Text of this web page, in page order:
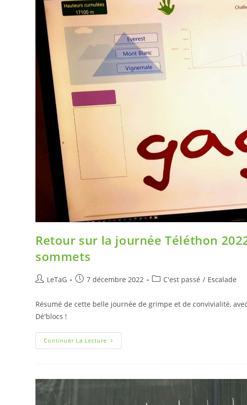
Retour sur la journée Téléthon
sommets
LeTaG 7 décembre 2022 C'est passé / Escalade
Résumé de cette belle journée de grimpe et de convivialité,
Dé'blocs !
Continuer La Lecture